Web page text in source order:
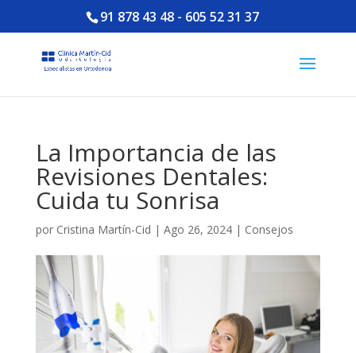
91 878 43 48 - 605 52 31 37
La Importancia de las
Revisiones Dentales:
Cuida tu Sonrisa
por Cristina Martín-Cid | Ago 26, 2024| Consejos